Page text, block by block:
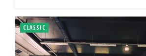
CLASSIC